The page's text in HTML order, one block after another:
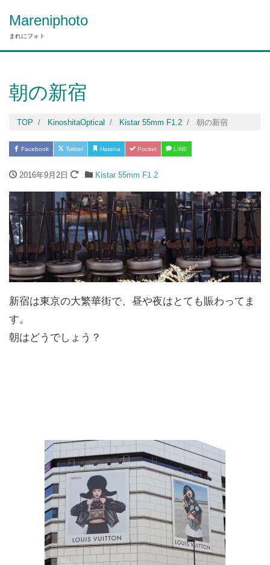
Mareniphoto
まれにフォト
朝の新宿
TOP KinoshitaOptical Kistar 55mm F1.2 朝の新宿
Facebook Twitter Hatena Pocket LINE
2016年9月2日 Kistar 55mm F1.2
新宿は東京の大繁華街で、昼や夜はとても賑わってま
す。
朝はどうでしょう？